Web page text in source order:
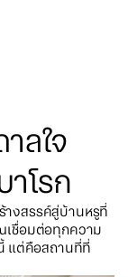
ลใจ
โรก
างสรรค์สู่บ้านหรูที่
เชื่อมต่อทุกความ
แต่คือสถานที่ที่